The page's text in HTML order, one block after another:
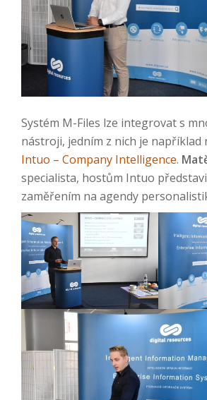
Systém M-Files lze integrovat s
nástroji, jedním z nich je například
Intuo – Company Intelligence.
specialista, hostům Intuo
zaměřením na agendy